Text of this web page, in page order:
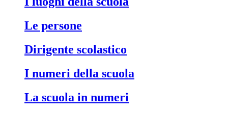
Le persone
Dirigente scolastico
I numeri della scuola
La scuola in numeri